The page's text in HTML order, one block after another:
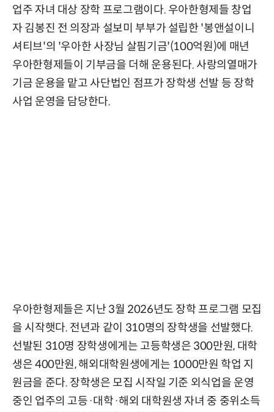
업주 자녀 대상 장학 프로그램이다. 우아한형제들 창업
자 김봉진 전 의장과 설보미 부부가 설립한 '봉앤설이니
셔티브'의 '우아한 사장님 살핌기금'(100억원)에 매년
우아한형제들이 기부금을 더해 운용된다. 사랑의열매가
기금 운용을 맡고 사단법인 점프가 장학생 선발 등 장학
사업 운영을 담당한다.
우아한형제들은 지난 3월 2026년도 장학 프로그램 모집
을 시작햇다. 전년과 같이 310명의 장학생을 선발했다.
선발된 310명 장학생에게는 고등학생은 300만원, 대학
생은 400만원, 해외대학원생에게는 1000만원 학업 지
원금을 준다. 장학생은 모집 시작일 기준 외식업을 운영
중인 업주의 고등·대학·해외 대학원생 자녀 중 중위소득